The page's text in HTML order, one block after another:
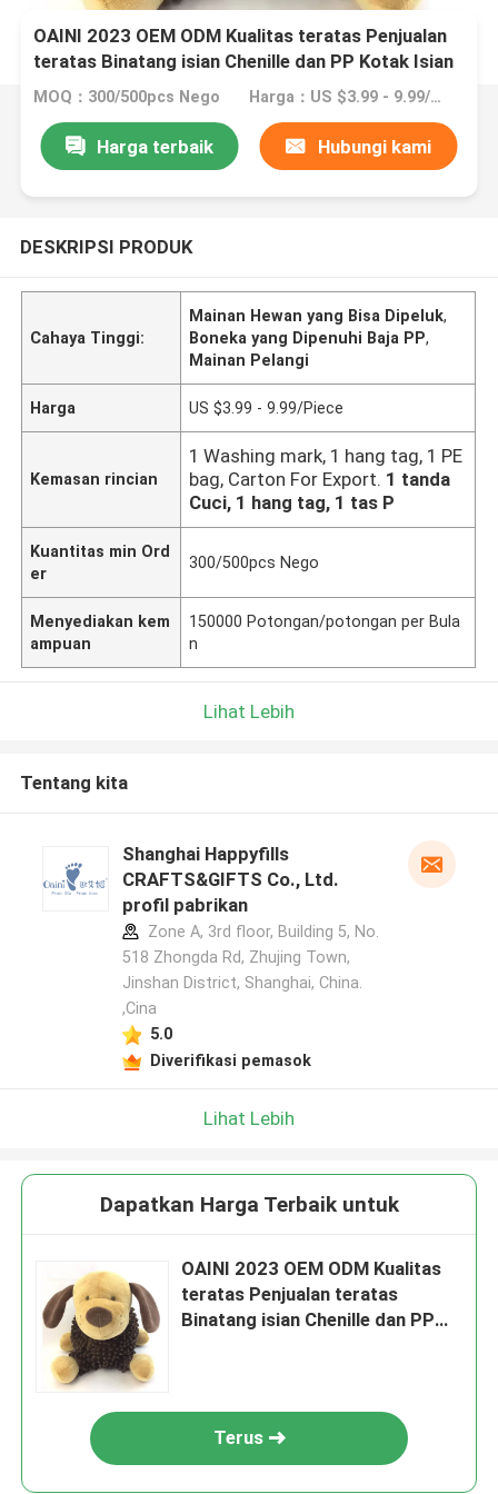
OAINI 2023 OEM ODM Kualitas teratas Penjualan
teratas Binatang isian Chenille dan PP Kotak Isian
Cute Brown Dog Toy
MOQ：300/500pcs Nego Harga：US $3.99 - 9.99/Piece
Harga terbaik Hubungi kami
DESKRIPSI PRODUK
Cahaya Tinggi:
Mainan Hewan yang Bisa Dipeluk,
Boneka yang Dipenuhi Baja PP,
Mainan Pelangi
Harga US $3.99 - 9.99/Piece
Kemasan rincian
1 Washing mark, 1 hang tag, 1 PE
bag, Carton For Export. 1 tanda
Cuci, 1 hang tag, 1 tas P
Kuantitas min Ord
er
300/500pcs Nego
Menyediakan kem
ampuan
150000 Potongan/potongan per Bula
n
Lihat Lebih
Tentang kita
Shanghai Happyfills
CRAFTS&GIFTS Co., Ltd.
profil pabrikan
Zone A, 3rd floor, Building 5, No.
518 Zhongda Rd, Zhujing Town,
Jinshan District, Shanghai, China.
,Cina
5.0
Diverifikasi pemasok
Lihat Lebih
Dapatkan Harga Terbaik untuk
OAINI 2023 OEM ODM Kualitas
teratas Penjualan teratas
Binatang isian Chenille dan PP
Terus